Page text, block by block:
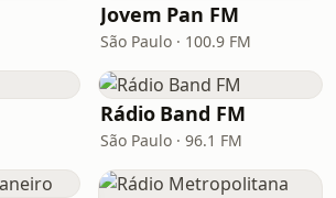
Jovem Pan FM
São Paulo · 100.9 FM
Rádio Band FM
São Paulo · 96.1 FM